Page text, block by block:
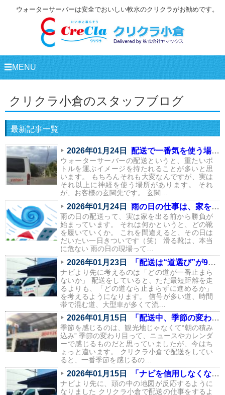
ウォーターサーバーは安全でおいしい軟水のクリクラがお勧めです。
☰MENU
クリクラ小倉のスタッフブログ
最新記事一覧
2026年01月24日 配送で一番気を使う場所は、実はここ
ウォーターサーバーの配送というと、重たいボ
トルを運ぶイメージを持たれることが多いと思
います。 もちろんそれも大変なんですが、実は
それ以上に神経を使う場所があります。 それ
が、お客様の玄関先です。 玄関…
2026年01月24日 雨の日の仕事は、家を出る前から始まっている
雨の日の配送って、実は家を出る前から勝負が
始まっています。 それは何かというと、どの靴
を履いていくか。 これを間違えると、その日は
だいたい一日きついです（笑） 滑る靴は、本当
に危ない 雨の日の現場って…
2026年01月23日 「配送は“道選び”が9割。信号と渋滞を避けるルートの話」
ナビより先に考えるのは「どの道が一番止まら
ないか」 配送をしていると、ただ最短距離を走
るよりも、「どの道なら止まらずに進めるか」
を考えるようになります。 信号が多い道、時間
帯で混む道、大型車が多くて流…
2026年01月15日 「配送中、季節の変わり目を一番感じるのはこの瞬間」
季節を感じるのは、観光地じゃなくて“朝の積み
込み” 季節の変わり目って、ニュースやカレンダ
ーで感じるものだと思っていましたが、今はち
ょっと違います。 クリクラ小倉で配送をしてい
ると、一番季節を感じるの…
2026年01月15日 「ナビを信用しなくなりました。配送で身についた“地元の勘”」
ナビより先に、頭の中の地図が反応するように
なりました クリクラ小倉で配送の仕事をするよ